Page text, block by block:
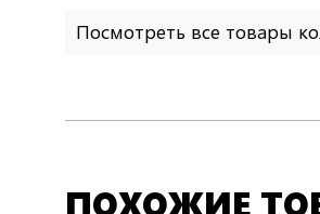
Посмотреть все товары
ПОХОЖИЕ